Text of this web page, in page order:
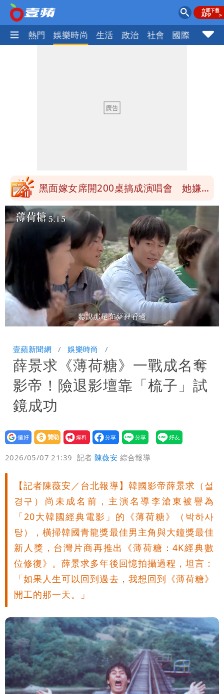
焦點 熱門 娛樂時尚 生活 政治 社會 國際 財經
離核戰更近？美軍擬鬆綁川普動用戰術性
他崩潰喊完蛋
黑面嫁女席開200桌搞成演唱會 她嫌高
調轉為感動「這是他愛我的方式」
以色列媒體驚爆：伊朗最高領袖緊急送醫
台北山區升級「大豪雨」！基隆北海岸逢
大潮 恐海水倒灌
澎湖13兒女擠住10坪屋 媽帶補助款離
家！縣府出手了
經紀人強吻女藝人「我又沒伸舌頭」 連
法官都怒了：相當噁心
桃園復興宣布今停班課！全台放假情形一
錯有那麼難嗎？
颱風相當有感！海警持續到明晨 北部風
雨這時才變小
五月天冠佑20歲女兒「遭AI假造不雅影
像」 憤怒發聲：已截圖
最新風雨預測！今天「9地區」達停班課
標準
離核戰更近？美軍擬鬆綁川普動用戰術性
核武
Unmute Loaded:
78.73%
壹蘋新聞網 娛樂時尚
薛景求《薄荷糖》一戰成名奪
影帝！險退影壇靠「梳子」試
鏡成功
設為
贊助
我要
爆料
2026/05/07 21:39 記者陳薇安 綜合報導
【記者陳薇安／台北報導】韓國影帝薛景求（설
경구）尚未成名前，主演名導李滄東被譽為
「20大韓國經典電影」的《薄荷糖》（박하사
탕），橫掃韓國青龍獎最佳男主角與大鐘獎最佳
新人獎，台灣片商再推出《薄荷糖：4K經典數
位修復》。薛景求多年後回憶拍攝過程，坦言：
「如果人生可以回到過去，我想回到《薄荷糖》
開工的那一天。」